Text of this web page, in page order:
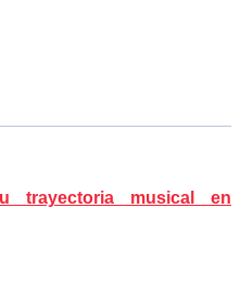
trayectoria musical en